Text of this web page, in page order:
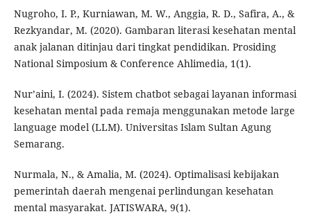
Nugroho, I. P., Kurniawan, M. W., Anggia, R. D., Safira, A., &
Rezkyandar, M. (2020). Gambaran literasi kesehatan mental
anak jalanan ditinjau dari tingkat pendidikan. Prosiding
National Simposium & Conference Ahlimedia, 1(1).
Nur’aini, I. (2024). Sistem chatbot sebagai layanan informasi
kesehatan mental pada remaja menggunakan metode large
language model (LLM). Universitas Islam Sultan Agung
Semarang.
Nurmala, N., & Amalia, M. (2024). Optimalisasi kebijakan
pemerintah daerah mengenai perlindungan kesehatan
mental masyarakat. JATISWARA, 9(1).